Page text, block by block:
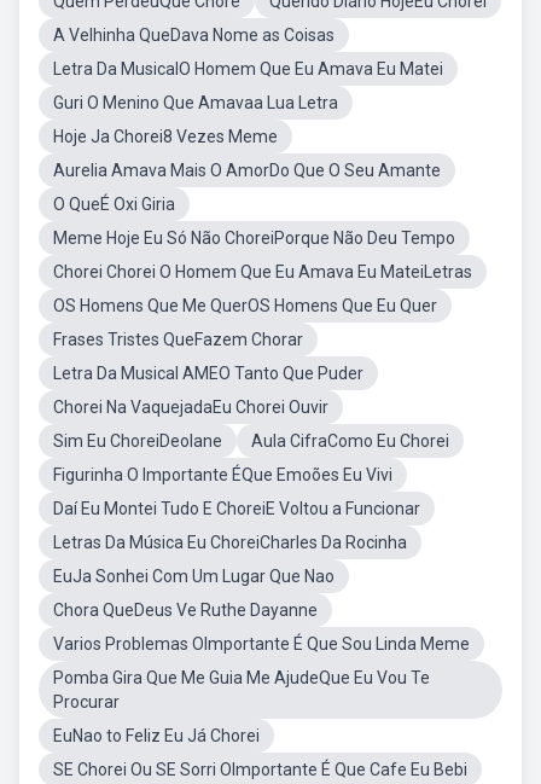
A Velhinha QueDava Nome as Coisas
Letra Da MusicalO Homem Que Eu Amava Eu Matei
Guri O Menino Que Amavaa Lua Letra
Hoje Ja Chorei8 Vezes Meme
Aurelia Amava Mais O AmorDo Que O Seu Amante
O QueÉ Oxi Giria
Meme Hoje Eu Só Não ChoreiPorque Não Deu Tempo
Chorei Chorei O Homem Que Eu Amava Eu MateiLetras
OS Homens Que Me QuerOS Homens Que Eu Quer
Frases Tristes QueFazem Chorar
Letra Da Musical AMEO Tanto Que Puder
Chorei Na VaquejadaEu Chorei Ouvir
Sim Eu ChoreiDeolane
Aula CifraComo Eu Chorei
Figurinha O Importante ÉQue Emoões Eu Vivi
Daí Eu Montei Tudo E ChoreiE Voltou a Funcionar
Letras Da Música Eu ChoreiCharles Da Rocinha
EuJa Sonhei Com Um Lugar Que Nao
Chora QueDeus Ve Ruthe Dayanne
Varios Problemas OImportante É Que Sou Linda Meme
Pomba Gira Que Me Guia Me AjudeQue Eu Vou Te
Procurar
EuNao to Feliz Eu Já Chorei
SE Chorei Ou SE Sorri OImportante É Que Cafe Eu Bebi